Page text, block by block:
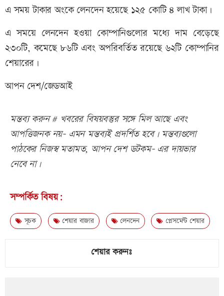
এ সময় টাকার অংকে লেনদেন হয়েছে ১২৫ কোটি ৪ লাখ টাকা।
এ সময়ে লেনদেন হওয়া কোম্পানিগুলোর মধ্যে দাম বেড়েছে
২৩০টি, কমেছে ৮৬টি এবং অপরিবর্তিত রয়েছে ৬২টি কোম্পানির
শেয়ারের।
আপন দেশ/জেডআই
মন্তব্য করুন # খবরের বিষয়বস্তুর সঙ্গে মিল আছে এবং
আপত্তিজনক নয়- এমন মন্তব্যই প্রদর্শিত হবে। মন্তব্যগুলো
পাঠকের নিজস্ব মতামত, আপন দেশ ডটকম- এর দায়ভার
নেবে না।
সম্পর্কিত বিষয়:
সূচক শেয়ার বাজার লেনদেন প্লেসমেন্ট শেয়ার
শেয়ার করুনঃ